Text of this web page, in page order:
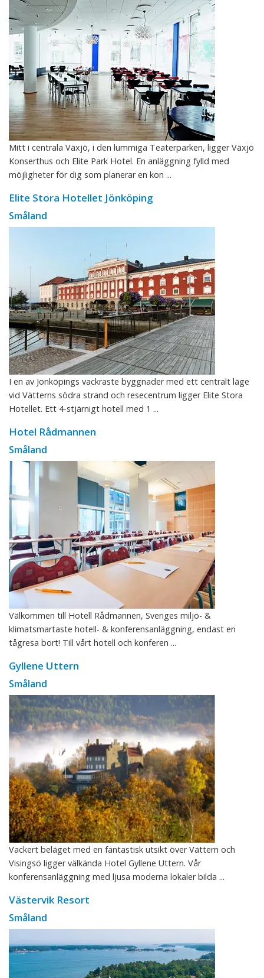
Mitt i centrala Växjö, i den lummiga Teaterparken, ligger Växjö
Konserthus och Elite Park Hotel. En anläggning fylld med
möjligheter för dig som planerar en kon ...
Elite Stora Hotellet Jönköping
Småland
I en av Jönköpings vackraste byggnader med ett centralt läge
vid Vätterns södra strand och resecentrum ligger Elite Stora
Hotellet. Ett 4-stjärnigt hotell med 1 ...
Hotel Rådmannen
Småland
Välkommen till Hotell Rådmannen, Sveriges miljö- &
klimatsmartaste hotell- & konferensanläggning, endast en
tågresa bort! Till vårt hotell och konferen ...
Gyllene Uttern
Småland
Vackert beläget med en fantastisk utsikt över Vättern och
Visingsö ligger välkända Hotel Gyllene Uttern. Vår
konferensanläggning med ljusa moderna lokaler bilda ...
Västervik Resort
Småland